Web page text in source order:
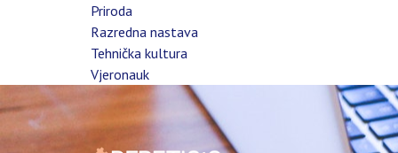
Priroda
Razredna nastava
Tehnička kultura
Vjeronauk